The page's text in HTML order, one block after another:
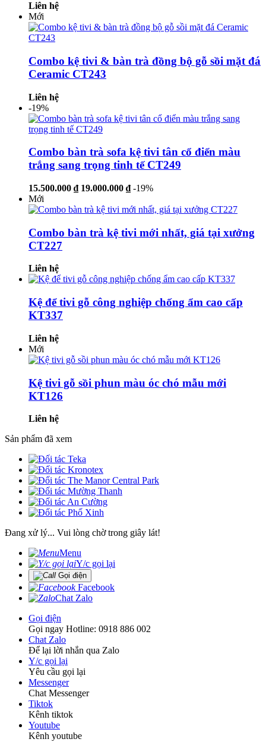
Liên hệ
Mới
Combo kệ tivi & bàn trà đồng bộ gỗ sồi mặt đá
Ceramic CT243
Liên hệ
-19%
Combo bàn trà sofa kệ tivi tân cổ điển màu
trắng sang trọng tinh tế CT249
15.500.000 ₫ 19.000.000 ₫ -19%
Mới
Combo bàn trà kệ tivi mới nhất, giá tại xưởng
CT227
Liên hệ
Kệ để tivi gỗ công nghiệp chống ẩm cao cấp
KT337
Liên hệ
Mới
Kệ tivi gỗ sồi phun màu óc chó mẫu mới
KT126
Liên hệ
Sản phẩm đã xem
Đang xử lý... Vui lòng chờ trong giây lát!
Menu
Y/c gọi lại
Gọi điện
Facebook
Chat Zalo
Gọi điện
Gọi ngay Hotline: 0918 886 002
Chat Zalo
Để lại lời nhắn qua Zalo
Y/c gọi lại
Yêu cầu gọi lại
Messenger
Chat Messenger
Tiktok
Kênh tiktok
Youtube
Kênh youtube